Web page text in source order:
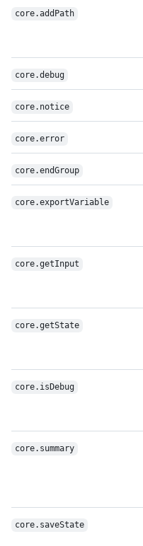
core.addPath
core.debug
core.notice
core.error
core.endGroup
core.exportVariable
core.getInput
core.getState
core.isDebug
core.summary
core.saveState